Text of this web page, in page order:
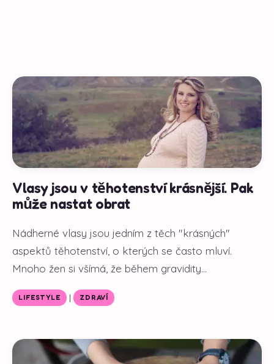
Vlasy jsou v těhotenství krásnější. Pak
může nastat obrat
Nádherné vlasy jsou jedním z těch "krásných"
aspektů těhotenství, o kterých se často mluví.
Mnoho žen si všímá, že během gravidity...
LIFESTYLE | ZDRAVÍ